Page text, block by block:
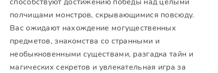
полчищами монстров, скрывающимися повсюду.
Вас ожидают нахождение могущественных
предметов, знакомства со странными и
необыкновенными существами, разгадка тайн и
магических секретов и увлекательная игра за